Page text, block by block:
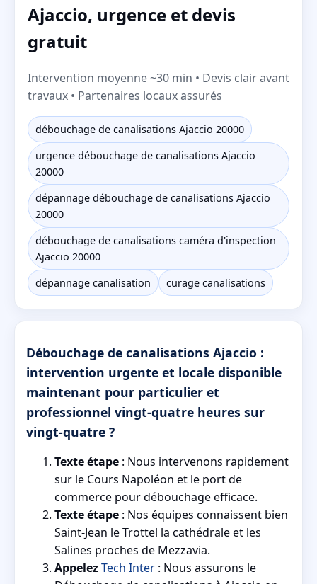
Ajaccio, urgence et devis
gratuit
Intervention moyenne ~30 min • Devis clair avant
travaux • Partenaires locaux assurés
débouchage de canalisations Ajaccio 20000
urgence débouchage de canalisations Ajaccio
20000
dépannage débouchage de canalisations Ajaccio
20000
débouchage de canalisations caméra d'inspection
Ajaccio 20000
dépannage canalisation
curage canalisations
Débouchage de canalisations Ajaccio :
intervention urgente et locale disponible
maintenant pour particulier et
professionnel vingt-quatre heures sur
vingt-quatre ?
Texte étape : Nous intervenons rapidement
sur le Cours Napoléon et le port de
commerce pour débouchage efficace.
Texte étape : Nos équipes connaissent bien
Saint-Jean le Trottel la cathédrale et les
Salines proches de Mezzavia.
AppelezTech Inter : Nous assurons le